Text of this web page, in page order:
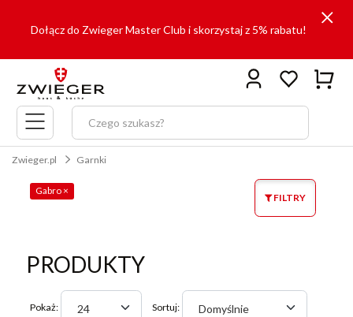
Dołącz do Zwieger Master Club i skorzystaj z 5% rabatu!
Menu
główne
Zwieger.pl Garnki
FILTRY
Gabro ×
PRODUKTY
Pokaż: 24 Sortuj: Domyślnie